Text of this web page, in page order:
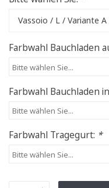
Farbwahl Bauchladen
Bitte wählen Sie...
Farbwahl Bauchladen
Bitte wählen Sie...
Farbwahl Tragegurt: *
Bitte wählen Sie...